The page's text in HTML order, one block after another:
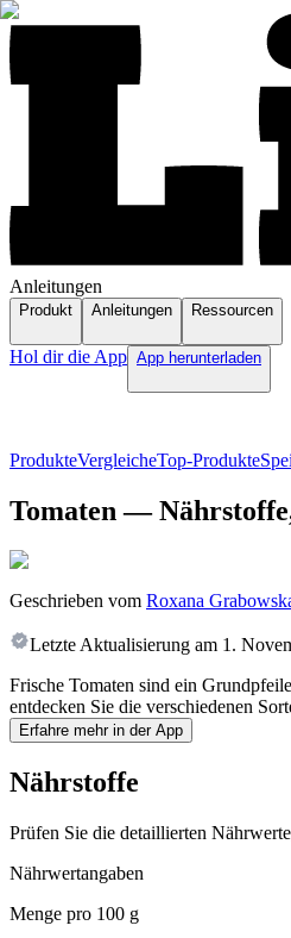
Anleitungen
Produkt Anleitungen Ressourcen
Hol dir die App App herunterladen
ProdukteVergleicheTop-Produkte
Tomaten —
Geschrieben vom Roxana
Letzte Aktualisierung am 1.
Frische Tomaten sind ein
entdecken Sie die verschiedenen
Erfahre mehr in der App
Nährstoffe
Prüfen Sie die detaillierten
Nährwertangaben
Menge pro 100 g